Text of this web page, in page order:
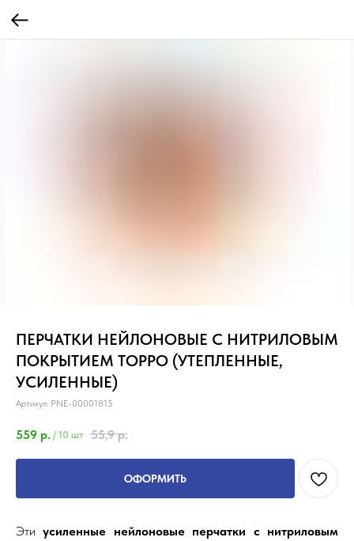
ПЕРЧАТКИ НЕЙЛОНОВЫЕ С НИТРИЛОВЫМ
ПОКРЫТИЕМ ТОРРО (УТЕПЛЕННЫЕ,
УСИЛЕННЫЕ)
Артикул: PNE-00001815
559 р. / 10 шт 55,9 р.
ОФОРМИТЬ
Этиусиленные нейлоновые перчатки с нитриловым